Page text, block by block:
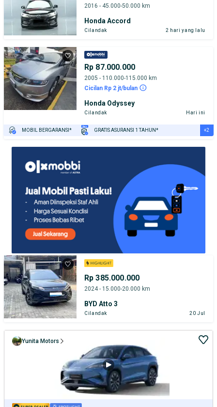
2016 - 45.000-50.000 km
Honda Accord
Cilandak 2 hari yang lalu
Rp 87.000.000
2005 - 110.000-115.000 km
Cicilan Rp 2 jt/bulan
Honda Odyssey
Cilandak Hari ini
MOBIL BERGARANSI* GRATIS ASURANSI 1 TAHUN* +2
Rp 385.000.000
2024 - 15.000-20.000 km
BYD Atto 3
Cilandak 20 Jul
Yunita Motors